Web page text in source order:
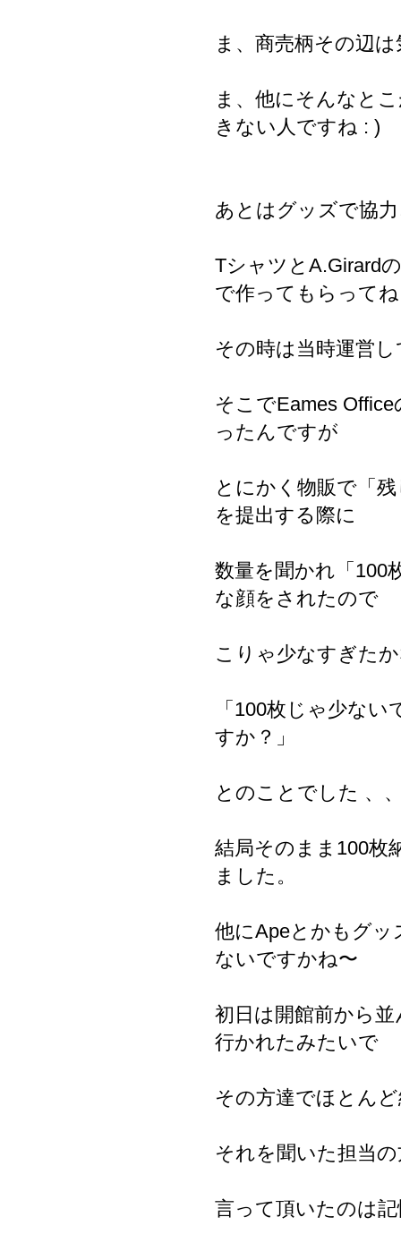
ま、商売柄その辺
ま、他にそんなと
きない人ですね : )
あとはグッズで協
TシャツとA.Girard
で作ってもらって
その時は当時運営
そこでEames
ったんですが
とにかく物販で「
を提出する際に
数量を聞かれ「100
な顔をされたので
こりゃ少なすぎた
「100枚じゃ少な
すか？」
とのことでした 、
結局そのまま100枚
ました。
他にApeとかもグ
ないですかね〜
初日は開館前から
行かれたみたいで
その方達でほとん
それを聞いた担当
言って頂いたのは